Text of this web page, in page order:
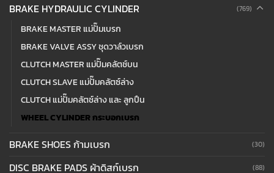
BRAKE HYDRAULIC CYLINDER (769)
BRAKE MASTER แม่ปั๊มเบรก
BRAKE VALVE ASSY ชุดวาล์วเบรก
CLUTCH MASTER แม่ปั๊มคลัตช์บน
CLUTCH SLAVE แม่ปั๊มคลัตซ์ล่าง
CLUTCH แม่ปั๊มคลัตช์ล่าง และ ลูกปืน
WHEEL CYLINDER กระบอกเบรก
BRAKE SHOES ก้ามเบรก (30)
DISC BRAKE PADS ผ้าดิสก์เบรก (88)